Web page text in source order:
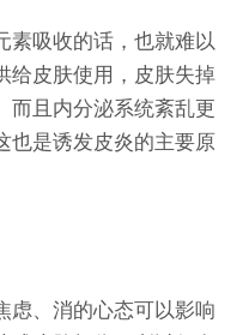
吸收的话，也就难以
给皮肤使用，皮肤失掉
而且内分泌系统紊乱更
也是诱发皮炎的主要原
、消的心态可以影响